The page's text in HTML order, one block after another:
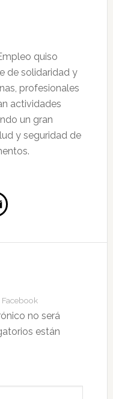
quiso
de solidaridad y
profesionales
actividades
un gran
y seguridad de
no será
están